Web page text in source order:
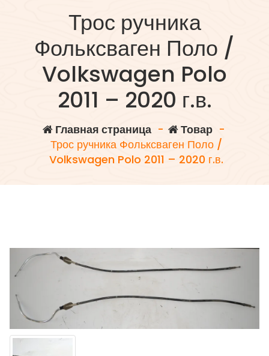
Трос ручника
Фольксваген Поло /
Volkswagen Polo
2011 – 2020 г.в.
Главная страница- Товар-
Трос ручника Фольксваген Поло /
Volkswagen Polo 2011 – 2020 г.в.